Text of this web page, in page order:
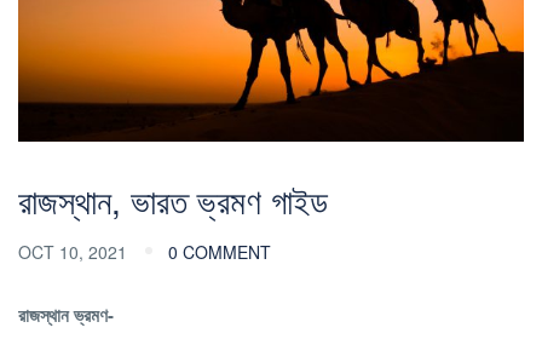
রাজস্থান, ভারত ভ্রমণ গাইড
OCT 10, 2021 0 COMMENT
রাজস্থানভ্রমণ-